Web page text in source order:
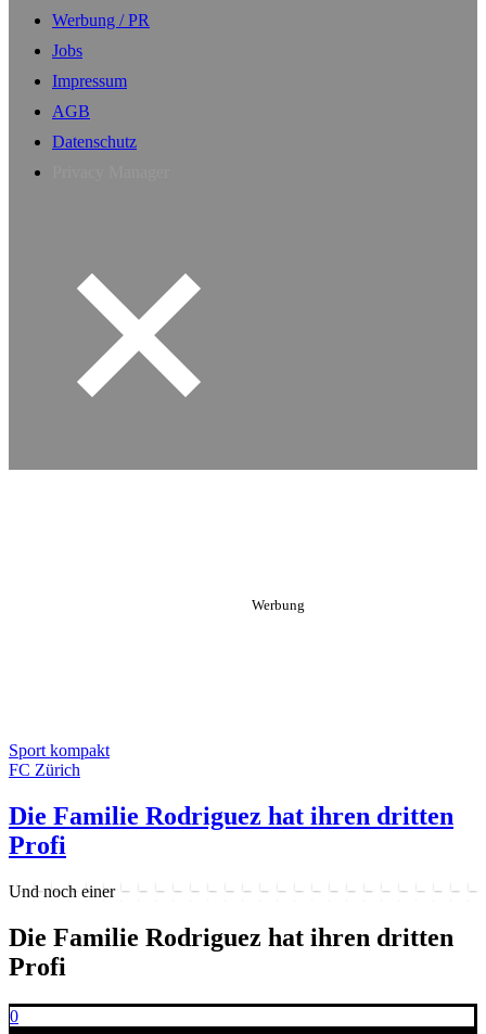
Werbung / PR
Jobs
Impressum
AGB
Datenschutz
Sport kompakt
FC Zürich
Die Familie Rodriguez hat ihren dritten
Profi
Und noch einer
Die Familie Rodriguez hat ihren dritten
Profi
0